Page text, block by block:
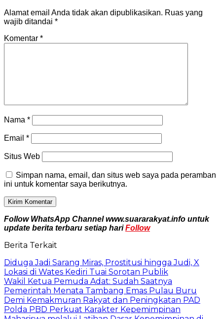
Alamat email Anda tidak akan dipublikasikan. Ruas yang
wajib ditandai *
Komentar *
Nama *
Email *
Situs Web
Simpan nama, email, dan situs web saya pada peramban
ini untuk komentar saya berikutnya.
Follow WhatsApp Channel www.suararakyat.info untuk
update berita terbaru setiap hariFollow
Berita Terkait
Diduga Jadi Sarang Miras, Prostitusi hingga Judi, X
Lokasi di Wates Kediri Tuai Sorotan Publik
Wakil Ketua Pemuda Adat: Sudah Saatnya
Pemerintah Menata Tambang Emas Pulau Buru
Demi Kemakmuran Rakyat dan Peningkatan PAD
Polda PBD Perkuat Karakter Kepemimpinan